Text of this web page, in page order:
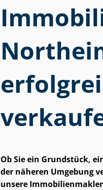
Ob Sie ein Grundstück,
der näheren Umgebung
unsere